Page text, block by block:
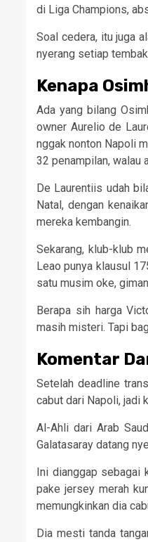
di Liga Champions,
Soal cedera, itu juga
nyerang setiap
Kenapa
Ada yang bilang
owner Aurelio de
nggak nonton Napoli
32 penampilan, walau
De Laurentiis udah
Natal, dengan
mereka kembangin.
Sekarang, klub-klub
Leao punya klausul
satu musim oke,
Berapa sih harga
masih misteri. Tapi
Komentar
Setelah deadline
cabut dari Napoli, jadi
Al-Ahli dari Arab
Galatasaray datang
Ini dianggap sebagai
pake jersey merah
memungkinkan dia
Dia mesti tanda